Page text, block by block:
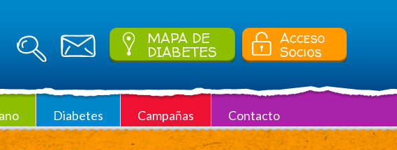
Acceso
Socios
MAPA DE
DIABETES
Diabetes Campañas Contacto